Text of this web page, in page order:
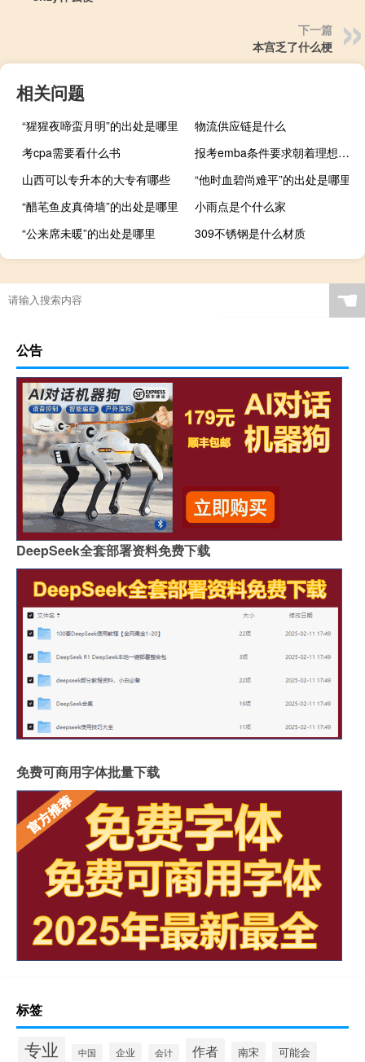
下一篇
本宫乏了什么梗
相关问题
“猩猩夜啼蛮月明”的出处是哪里
物流供应链是什么
考cpa需要看什么书
报考emba条件要求朝着理想奋斗
山西可以专升本的大专有哪些
“他时血碧尚难平”的出处是哪里
“醋芼鱼皮真倚墙”的出处是哪里
小雨点是个什么家
“公来席未暖”的出处是哪里
309不锈钢是什么材质
☚
公告
DeepSeek全套部署资料免费下载
免费可商用字体批量下载
标签
专业 中国 企业 会计 作者 南宋 可能会